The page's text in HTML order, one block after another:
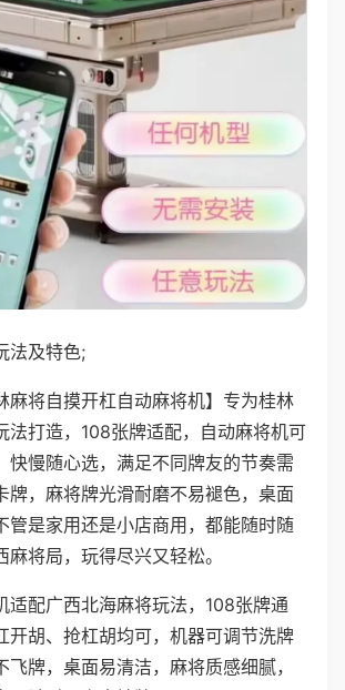
法及特色;
麻将自摸开杠自动麻将机】专为桂林
法打造，108张牌适配，自动麻将机可
快慢随心选，满足不同牌友的节奏需
牌，麻将牌光滑耐磨不易褪色，桌面
管是家用还是小店商用，都能随时随
将局，玩得尽兴又轻松。
适配广西北海麻将玩法，108张牌通
开胡、抢杠胡均可，机器可调节洗牌
飞牌，桌面易清洁，麻将质感细腻，